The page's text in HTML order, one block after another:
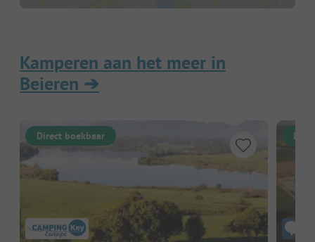
Kamperen aan het meer in
Beieren ➔
Direct boekbaar